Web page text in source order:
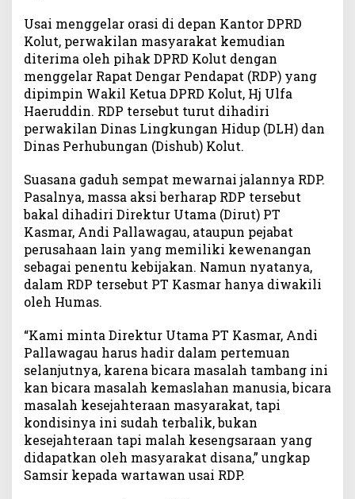
Usai menggelar orasi di depan Kantor DPRD
Kolut, perwakilan masyarakat kemudian
diterima oleh pihak DPRD Kolut dengan
menggelar Rapat Dengar Pendapat (RDP) yang
dipimpin Wakil Ketua DPRD Kolut, Hj Ulfa
Haeruddin. RDP tersebut turut dihadiri
perwakilan Dinas Lingkungan Hidup (DLH) dan
Dinas Perhubungan (Dishub) Kolut.
Suasana gaduh sempat mewarnai jalannya RDP.
Pasalnya, massa aksi berharap RDP tersebut
bakal dihadiri Direktur Utama (Dirut) PT
Kasmar, Andi Pallawagau, ataupun pejabat
perusahaan lain yang memiliki kewenangan
sebagai penentu kebijakan. Namun nyatanya,
dalam RDP tersebut PT Kasmar hanya diwakili
oleh Humas.
“Kami minta Direktur Utama PT Kasmar, Andi
Pallawagau harus hadir dalam pertemuan
selanjutnya, karena bicara masalah tambang ini
kan bicara masalah kemaslahan manusia, bicara
masalah kesejahteraan masyarakat, tapi
kondisinya ini sudah terbalik, bukan
kesejahteraan tapi malah kesengsaraan yang
didapatkan oleh masyarakat disana,” ungkap
Samsir kepada wartawan usai RDP.